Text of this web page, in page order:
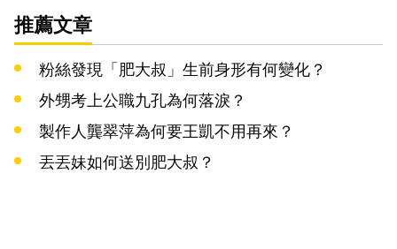
推薦文章
粉絲發現「肥大叔」生前身形有何變化？
外甥考上公職九孔為何落淚？
製作人龔翠萍為何要王凱不用再來？
丟丟妹如何送別肥大叔？